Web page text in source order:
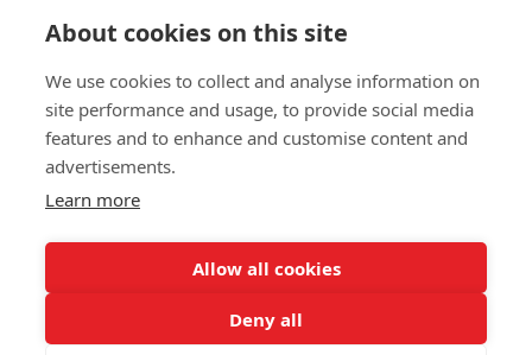
In English
Standardavtal
Snabblänkar
In English
About cookies on this site
We use cookies to collect and analyse information on
site performance and usage, to provide social media
features and to enhance and customise content and
advertisements.
Learn more
Allow all cookies
Deny all